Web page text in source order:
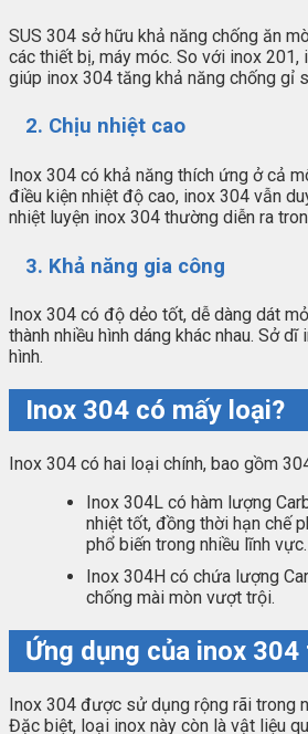
SUS 304 sở hữu khả năng chống ăn
các thiết bị, máy móc. So với inox 201,
giúp inox 304 tăng khả năng chống gỉ
2. Chịu nhiệt cao
Inox 304 có khả năng thích ứng ở cả
điều kiện nhiệt độ cao, inox 304 vẫn
nhiệt luyện inox 304 thường diễn ra
3. Khả năng gia công
Inox 304 có độ dẻo tốt, dễ dàng dát
thành nhiều hình dáng khác nhau. Sở
hình.
Inox 304 có mấy loại?
Inox 304 có hai loại chính, bao gồm
Inox 304L có hàm lượng
nhiệt tốt, đồng thời hạn chế
phổ biến trong nhiều lĩnh vực.
Inox 304H có chứa lượng
chống mài mòn vượt trội.
Ứng dụng của inox
Inox 304 được sử dụng rộng rãi trong
Đặc biệt, loại inox này còn là vật liệu